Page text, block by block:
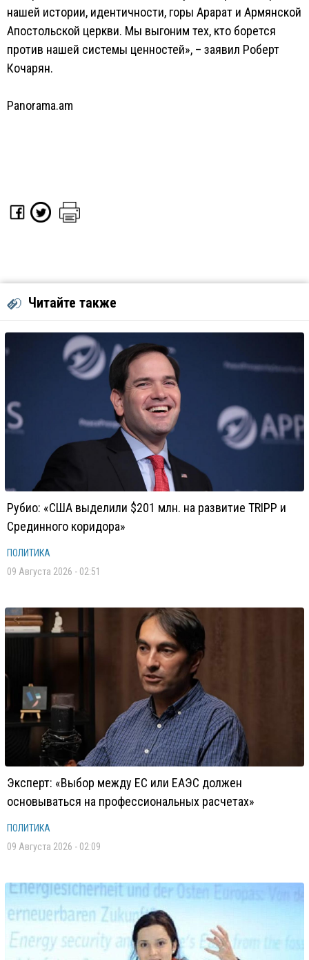
нашей истории, идентичности, горы Арарат и Армянской
Апостольской церкви. Мы выгоним тех, кто борется
против нашей системы ценностей», – заявил Роберт
Кочарян.
Panorama.am
Читайте также
Рубио: «США выделили $201 млн. на развитие TRIPP и
Срединного коридора»
ПОЛИТИКА
09 Августа 2026 - 02:51
Эксперт: «Выбор между ЕС или ЕАЭС должен
основываться на профессиональных расчетах»
ПОЛИТИКА
09 Августа 2026 - 02:09